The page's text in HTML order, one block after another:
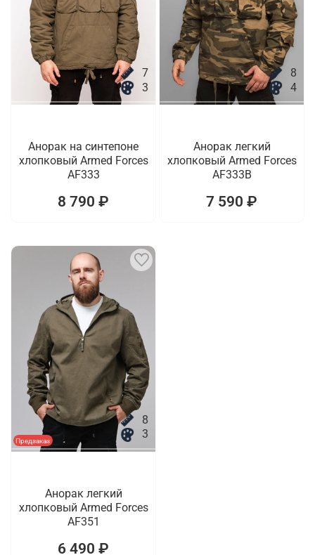
7
3
Анорак на синтепоне
хлопковый Armed Forces
AF333
8 790 ₽
8
4
Анорак легкий
хлопковый Armed Forces
AF333B
7 590 ₽
Предзаказ
8
3
Анорак легкий
хлопковый Armed Forces
AF351
6 490 ₽